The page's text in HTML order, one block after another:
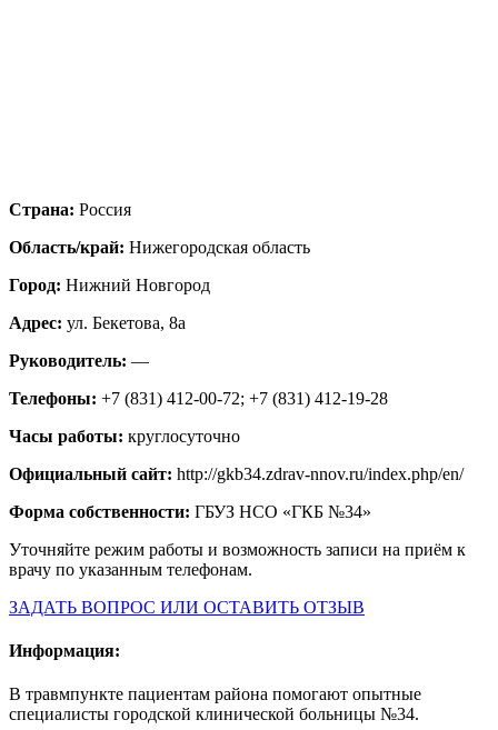
Страна: Россия
Область/край: Нижегородская область
Город: Нижний Новгород
Адрес: ул. Бекетова, 8а
Руководитель: —
Телефоны: +7 (831) 412-00-72; +7 (831) 412-19-28
Часы работы: круглосуточно
Официальный сайт: http://gkb34.zdrav-nnov.ru/index.php/en/
Форма собственности: ГБУЗ НСО «ГКБ №34»
Уточняйте режим работы и возможность записи на приём к
врачу по указанным телефонам.
ЗАДАТЬ ВОПРОС ИЛИ ОСТАВИТЬ ОТЗЫВ
Информация:
В травмпункте пациентам района помогают опытные
специалисты городской клинической больницы №34.